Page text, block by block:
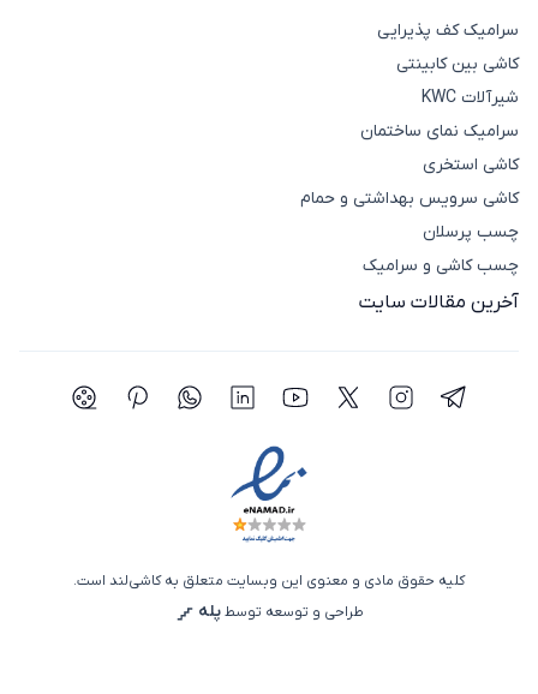
سرامیک کف پذیرایی
کاشی بین کابینتی
شیرآلات KWC
سرامیک نمای ساختمان
کاشی استخری
کاشی سرویس بهداشتی و حمام
چسب پرسلان
چسب کاشی و سرامیک
آخرین مقالات سایت
کلیه حقوق مادی و معنوی این وبسایت متعلق به کاشی‌لند است.
طراحی و توسعه توسطپله
شبکه اجتماعی تلگرام
شبکه اجتماعی اینستاگرام
شبکه اجتماعی توییتر(ایکس)
شبکه اجتماعی یوتیوب
شبکه اجتماعی لینکدین
شبکه اجتماعی واتساپ
شبکه اجتماعی
شبکه